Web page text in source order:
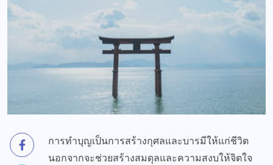
การทำบุญเป็นการสร้างกุศลและบารมีให้แก่ชีวิต
นอกจากจะช่วยสร้างสมดุลและความสงบให้จิตใจ